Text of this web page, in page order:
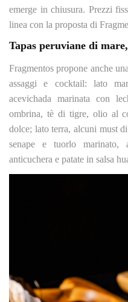
emerge in chiusura. Prezzi
linea con la proposta di
Tapas peruviane di
Fragmentos propone anche una
assaggi e cocktail: lato
acevichada marinata con
ombrina, tè di tigre, olio al
dolce; lato terra, alcuni must
senape e tuorlo marinato,
anticuchera e patate in salsa